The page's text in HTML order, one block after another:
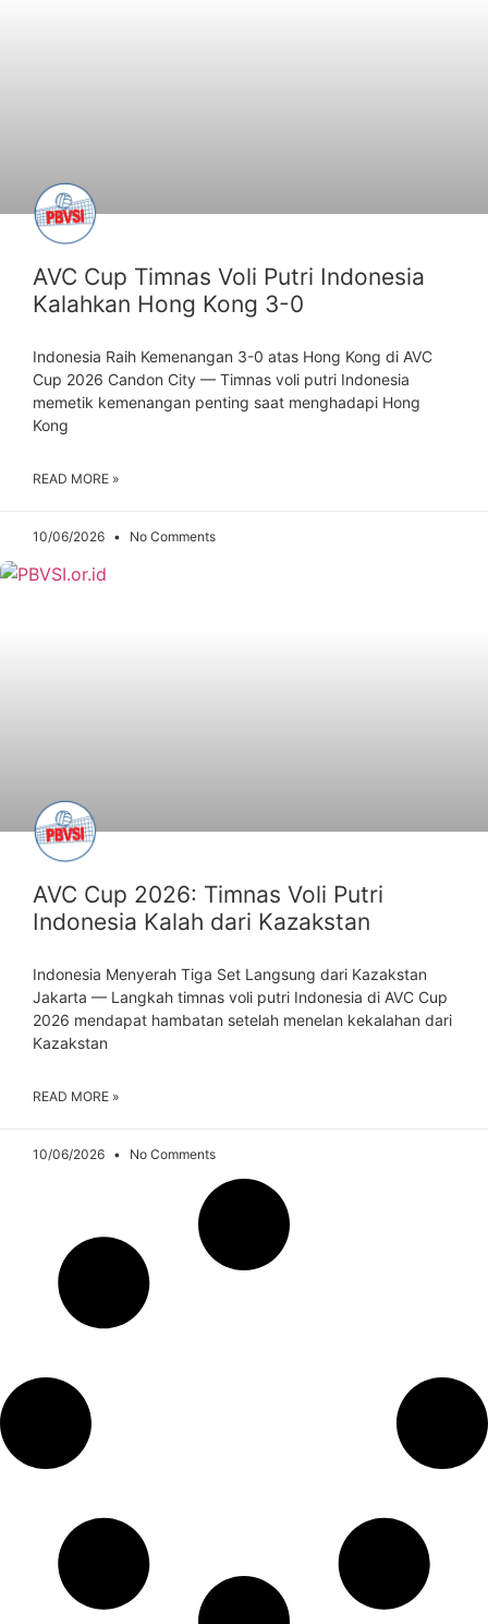
AVC Cup Timnas Voli Putri Indonesia
Kalahkan Hong Kong 3-0
Indonesia Raih Kemenangan 3-0 atas Hong Kong di AVC
Cup 2026 Candon City — Timnas voli putri Indonesia
memetik kemenangan penting saat menghadapi Hong
Kong
READ MORE »
10/06/2026 No Comments
AVC Cup 2026: Timnas Voli Putri
Indonesia Kalah dari Kazakstan
Indonesia Menyerah Tiga Set Langsung dari Kazakstan
Jakarta — Langkah timnas voli putri Indonesia di AVC Cup
2026 mendapat hambatan setelah menelan kekalahan dari
Kazakstan
READ MORE »
10/06/2026 No Comments